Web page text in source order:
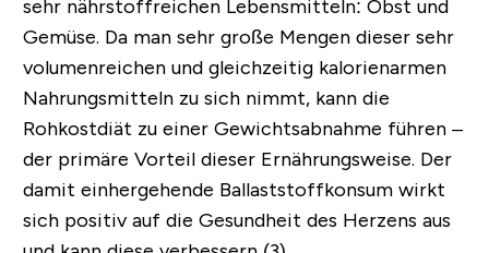
sehr nährstoffreichen Lebensmitteln: Obst und
Gemüse. Da man sehr große Mengen dieser sehr
volumenreichen und gleichzeitig kalorienarmen
Nahrungsmitteln zu sich nimmt, kann die
Rohkostdiät zu einer Gewichtsabnahme führen –
der primäre Vorteil dieser Ernährungsweise. Der
damit einhergehende Ballaststoffkonsum wirkt
sich positiv auf die Gesundheit des Herzens aus